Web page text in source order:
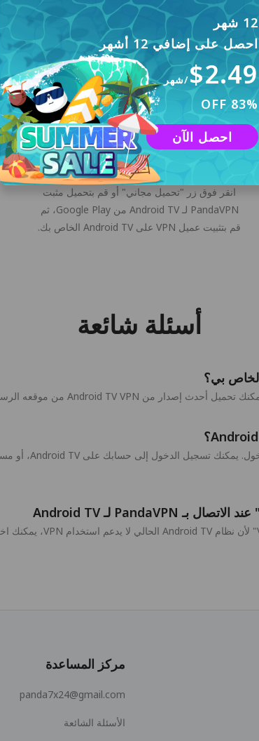
تحميل وتثبيت
انقر فوق زر "تحميل مجاني" أو قم بتحميل مثبت
PandaVPN لـ Android TV من Google Play، ثم
قم بتثبيت عميل VPN على Android TV الخاص بك.
أسئلة شائعة
12 شهر
احصل على إضافي 12 أشهر
$2.49/شهر
83% OFF
احصل الآن
مركز المساعدة
panda7x24@gmail.com
الأسئلة الشائعة